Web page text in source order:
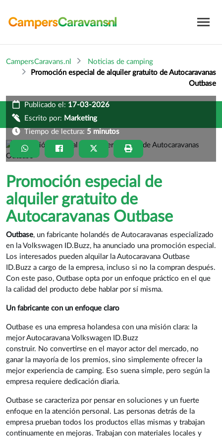
CampersCaravans.nl
Noticias de camping
Promoción especial de alquiler gratuito de Autocaravanas
Outbase
Publicado el: 17-03-2026
Escrito por: Marketing
Tiempo de lectura: 5 minutos
Promoción especial de
alquiler gratuito de
Autocaravanas Outbase
Outbase, un fabricante holandés de Autocaravanas especializado
en la Volkswagen ID.Buzz, ha anunciado una promoción especial.
Los interesados pueden alquilar la Autocaravana Outbase
ID.Buzz a cargo de la empresa, incluso si no la compran después.
Con este paso, Outbase opta por un enfoque práctico en el que
la calidad del producto debe hablar por sí misma.
Un fabricante con un enfoque claro
Outbase es una empresa holandesa con una misión clara: la
mejor Autocaravana Volkswagen ID.Buzz
construir. No convertirse en el mayor actor del mercado, no
ganar la mayoría de los premios, sino simplemente ofrecer la
mejor experiencia de camping. Eso suena simple, pero según la
empresa requiere dedicación diaria.
Outbase se caracteriza por pensar en soluciones y un fuerte
enfoque en la atención personal. Las personas detrás de la
empresa prueban todos los productos ellas mismas y trabajan
continuamente en mejoras. Trabajan con materiales locales y